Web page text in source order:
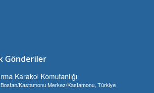
Gönderiler
Karakol Komutanlığı
Kastamonu Merkez/Kastamonu, Türkiye